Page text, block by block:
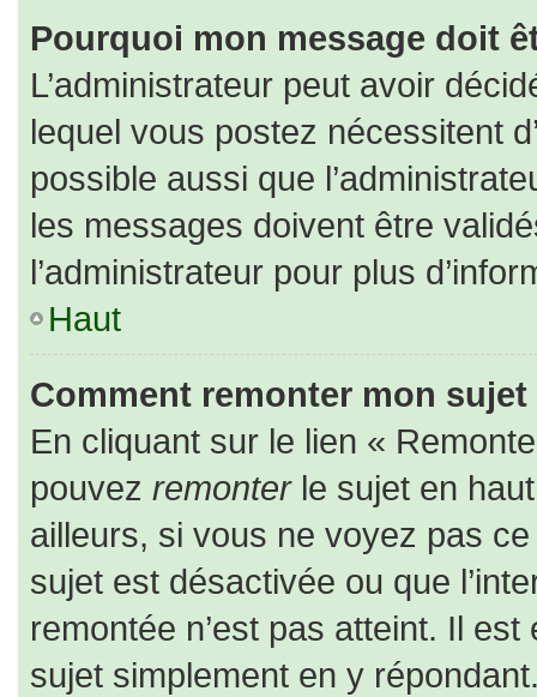
Pourquoi mon message doit
L’administrateur peut avoir
lequel vous postez nécessitent
possible aussi que
les messages doivent être
l’administrateur pour plus
Haut
Comment remonter mon sujet
En cliquant sur le lien «
pouvez remonterle sujet en
ailleurs, si vous ne voyez pas
sujet est désactivée ou que
remontée n’est pas atteint. Il
sujet simplement en y